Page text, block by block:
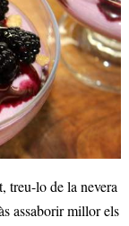
treu-lo de la nevera
assaborir millor els